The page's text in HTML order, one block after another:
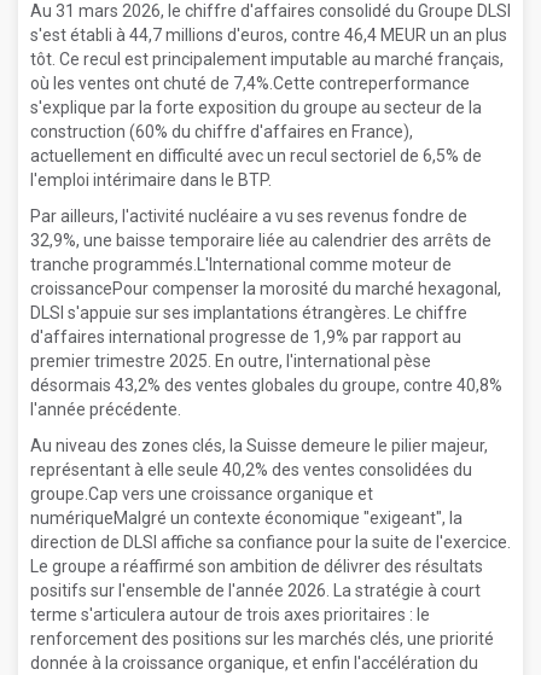
Au 31 mars 2026, le chiffre d'affaires consolidé du Groupe DLSI
s'est établi à 44,7 millions d'euros, contre 46,4 MEUR un an plus
tôt. Ce recul est principalement imputable au marché français,
où les ventes ont chuté de 7,4%.Cette contreperformance
s'explique par la forte exposition du groupe au secteur de la
construction (60% du chiffre d'affaires en France),
actuellement en difficulté avec un recul sectoriel de 6,5% de
l'emploi intérimaire dans le BTP.
Par ailleurs, l'activité nucléaire a vu ses revenus fondre de
32,9%, une baisse temporaire liée au calendrier des arrêts de
tranche programmés.L'International comme moteur de
croissancePour compenser la morosité du marché hexagonal,
DLSI s'appuie sur ses implantations étrangères. Le chiffre
d'affaires international progresse de 1,9% par rapport au
premier trimestre 2025. En outre, l'international pèse
désormais 43,2% des ventes globales du groupe, contre 40,8%
l'année précédente.
Au niveau des zones clés, la Suisse demeure le pilier majeur,
représentant à elle seule 40,2% des ventes consolidées du
groupe.Cap vers une croissance organique et
numériqueMalgré un contexte économique "exigeant", la
direction de DLSI affiche sa confiance pour la suite de l'exercice.
Le groupe a réaffirmé son ambition de délivrer des résultats
positifs sur l'ensemble de l'année 2026. La stratégie à court
terme s'articulera autour de trois axes prioritaires : le
renforcement des positions sur les marchés clés, une priorité
donnée à la croissance organique, et enfin l'accélération du